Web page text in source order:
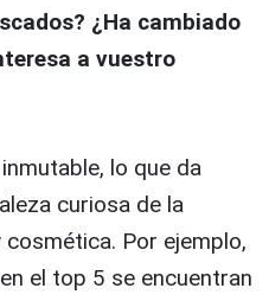
¿Ha cambiado
a vuestro
lo que da
curiosa de la
Por ejemplo,
el top 5 se encuentran